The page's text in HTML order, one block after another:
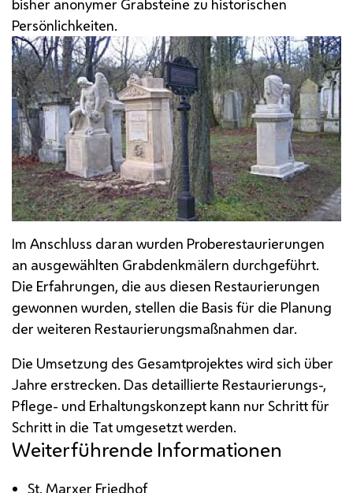
Persönlichkeiten.
Im Anschluss daran wurden Proberestaurierungen
an ausgewählten Grabdenkmälern durchgeführt.
Die Erfahrungen, die aus diesen Restaurierungen
gewonnen wurden, stellen die Basis für die Planung
der weiteren Restaurierungsmaßnahmen dar.
Die Umsetzung des Gesamtprojektes wird sich über
Jahre erstrecken. Das detaillierte Restaurierungs-,
Pflege- und Erhaltungskonzept kann nur Schritt für
Schritt in die Tat umgesetzt werden.
Weiterführende Informationen
St. Marxer Friedhof